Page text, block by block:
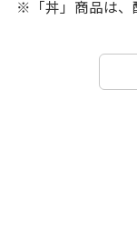
※「丼」商品は、